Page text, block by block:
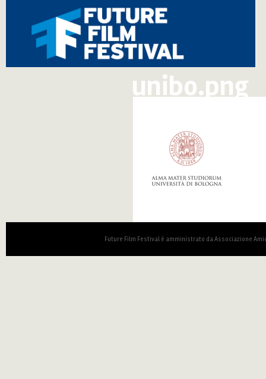
unibo.png
Future Film Festival è amministrato da Associazione